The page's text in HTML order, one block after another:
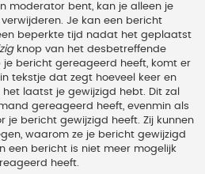
moderator bent, kan je alleen je
Je kan een bericht
beperkte tijd nadat het geplaatst
knop van het desbetreffende
je bericht gereageerd heeft, komt er
tekstje dat zegt hoeveel keer en
laatst je gewijzigd hebt. Dit zal
gereageerd heeft, evenmin als
je bericht gewijzigd heeft. Zij kunnen
waarom ze je bericht gewijzigd
een bericht is niet meer mogelijk
heeft.